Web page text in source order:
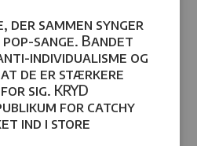
der sammen synger
sange. Bandet
individualisme og
de er stærkere
sig. KRYD
for catchy
ind i store